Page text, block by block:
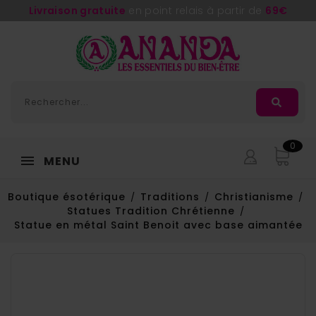
Livraison gratuite 69€
MENU
0
Boutique ésotérique Traditions
Christianisme
Statues Tradition Chrétienne
Statue en métal Saint Benoit avec base aimantée